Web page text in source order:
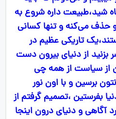
شید،طبیعت داره شروع به
حذف می‌کنه و تنها کسانی
تاریکی عظیم در
بزنید از دنیای بیرون دست
از سیاست از همه چی
برسین و با اون نور
بفرستین ،تصمیم گرفتم از
آگاهی و دنیای درون اینجا